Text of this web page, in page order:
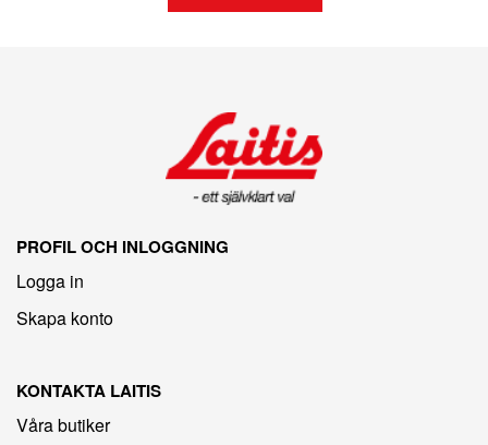
PROFIL OCH INLOGGNING
Logga in
Skapa konto
KONTAKTA LAITIS
Våra butiker